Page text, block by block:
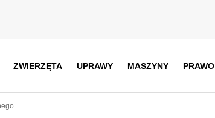
ZWIERZĘTA UPRAWY MASZYNY PRAWO